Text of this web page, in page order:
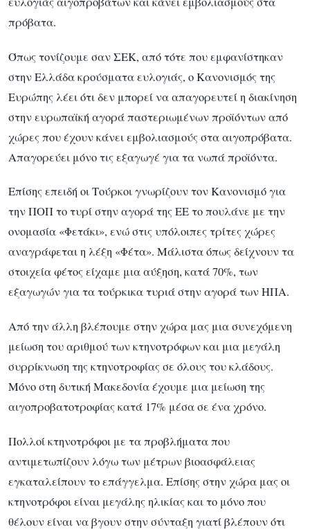
πρόβατα.
Όπως τονίζουμε σαν ΣΕΚ, από τότε που εμφανίστηκαν
στην Ελλάδα κρούσματα ευλογιάς, ο Κανονισμός της
Ευρώπης λέει ότι δεν μπορεί να απαγορευτεί η διακίνηση
στην ευρωπαϊκή αγορά παστεριωμένων προϊόντων από
χώρες που έχουν κάνει εμβολιασμούς στα αιγοπρόβατα.
Απαγορεύει μόνο τις εξαγωγέ για τα νωπά προϊόντα.
Επίσης επειδή οι Τούρκοι γνωρίζουν τον Κανονισμό για
την ΠΟΠ το τυρί στην αγορά της ΕΕ το πουλάνε με την
ονομασία «Φετάκι», ενώ στις υπόλοιπες τρίτες χώρες
αναγράφεται η λέξη «Φέτα». Μάλιστα όπως δείχνουν τα
στοιχεία φέτος είχαμε μια αύξηση, κατά 70%, των
εξαγωγών για τα τούρκικα τυριά στην αγορά των ΗΠΑ.
Από την άλλη βλέπουμε στην χώρα μας μια συνεχόμενη
μείωση του αριθμού των κτηνοτρόφων και μια μεγάλη
συρρίκνωση της κτηνοτροφίας σε όλους του κλάδους.
Μόνο στη δυτική Μακεδονία έχουμε μια μείωση της
αιγοπροβατοτροφίας κατά 17% μέσα σε ένα χρόνο.
Πολλοί κτηνοτρόφοι με τα προβλήματα που
αντιμετωπίζουν λόγω των μέτρων βιοασφάλειας
εγκαταλείπουν το επάγγελμα. Επίσης στην χώρα μας οι
κτηνοτρόφοι είναι μεγάλης ηλικίας και το μόνο που
θέλουν είναι να βγουν στην σύνταξη γιατί βλέπουν ότι